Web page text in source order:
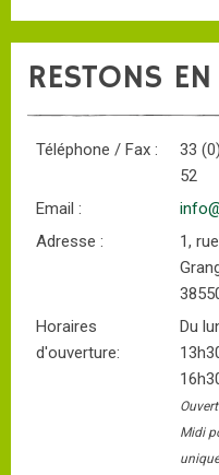
RESTONS
Téléphone / Fax :
33
52
Email :
Adresse :
1,
Horaires
d'ouverture:
Du
Midi